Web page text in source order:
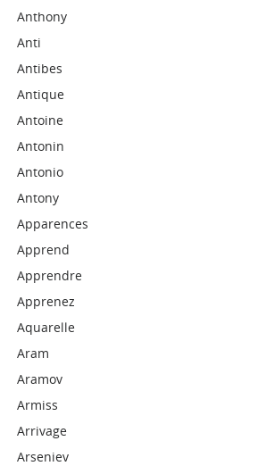
Anthony
Anti
Antibes
Antique
Antoine
Antonin
Antonio
Antony
Apparences
Apprend
Apprendre
Apprenez
Aquarelle
Aram
Aramov
Armiss
Arrivage
Arseniev